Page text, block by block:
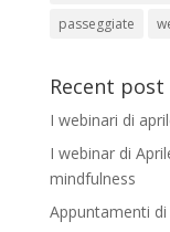
passeggiate
Recent post
I webinari di
I webinar di
mindfulness
Appuntamenti